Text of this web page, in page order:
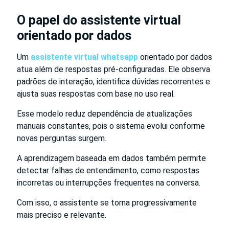
O papel do assistente virtual
orientado por dados
Um assistente virtual whatsapp orientado por dados
atua além de respostas pré-configuradas. Ele observa
padrões de interação, identifica dúvidas recorrentes e
ajusta suas respostas com base no uso real.
Esse modelo reduz dependência de atualizações
manuais constantes, pois o sistema evolui conforme
novas perguntas surgem.
A aprendizagem baseada em dados também permite
detectar falhas de entendimento, como respostas
incorretas ou interrupções frequentes na conversa.
Com isso, o assistente se torna progressivamente
mais preciso e relevante.